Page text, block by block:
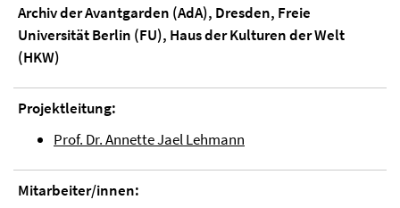
Archiv der Avantgarden (AdA), Dresden, Freie
Universität Berlin (FU), Haus der Kulturen der Welt
(HKW)
Projektleitung:
Prof. Dr. Annette Jael Lehmann
Mitarbeiter/innen: